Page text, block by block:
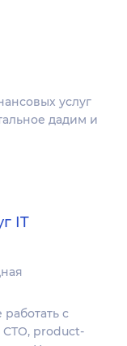
услуг
дадим и
IT
с
product-